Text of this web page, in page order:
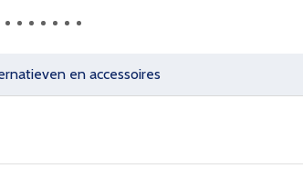
en accessoires